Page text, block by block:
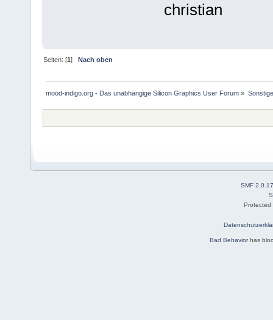
christian
Seiten: [1] Nach oben
mood-indigo.org - Das unabhängige Silicon Graphics User Forum »
SMF 2.0.17
Bad Behaviorhas